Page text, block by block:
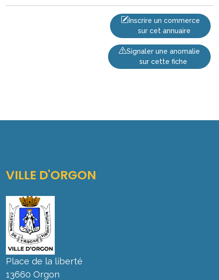
Inscrire un commerce
sur cet annuaire
Signaler une anomalie
sur cette fiche
VILLE D'ORGON
Place de la liberté
13660 Orgon